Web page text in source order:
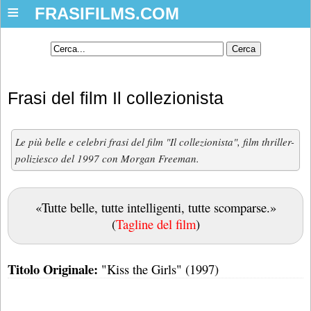
FRASIFILMS.COM
≡
Frasi del film Il collezionista
Le più belle e celebri frasi del film "Il collezionista", film thriller-
poliziesco del 1997 con Morgan Freeman.
«Tutte belle, tutte intelligenti, tutte scomparse.»
(Tagline del film)
Titolo Originale: "Kiss the Girls" (1997)